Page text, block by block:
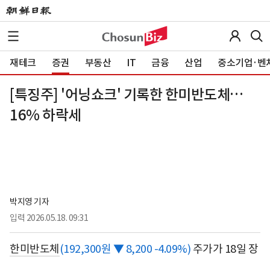
재테크 증권 부동산 IT 금융 산업 중소기업·벤
[특징주] '어닝쇼크' 기록한 한미반도체…
16% 하락세
박지영 기자
입력 2026.05.18. 09:31
한미반도체 (192,300원 ▼ 8,200 -4.09%) 주가가 18일 장